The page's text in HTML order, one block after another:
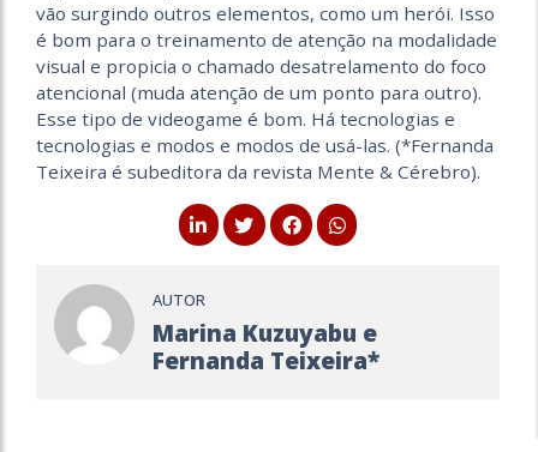
vão surgindo outros elementos, como um herói. Isso
é bom para o treinamento de atenção na modalidade
visual e propicia o chamado desatrelamento do foco
atencional (muda atenção de um ponto para outro).
Esse tipo de videogame é bom. Há tecnologias e
tecnologias e modos e modos de usá-las. (*Fernanda
Teixeira é subeditora da revista Mente & Cérebro).
AUTOR
Marina Kuzuyabu e
Fernanda Teixeira*